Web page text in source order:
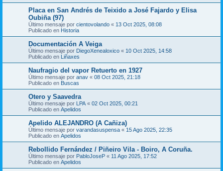
Placa en San Andrés de Teixido a José Fajardo y Elisa
Oubiña (97)
Último mensaje por cientovolando « 13 Oct 2025, 08:08
Publicado en Historia
Documentación A Veiga
Último mensaje por DiegoXenealoxico « 10 Oct 2025, 14:58
Publicado en Liñaxes
Naufragio del vapor Retuerto en 1927
Último mensaje por anav « 08 Oct 2025, 21:18
Publicado en Buscas
Otero y Saavedra
Último mensaje por LPA « 02 Oct 2025, 00:21
Publicado en Apelidos
Apelido ALEJANDRO (A Cañiza)
Último mensaje por varandasuspensa « 15 Ago 2025, 22:35
Publicado en Apelidos
Rebollido Fernández / Piñeiro Vila - Boiro, A Coruña.
Último mensaje por PabloJoseP « 11 Ago 2025, 17:52
Publicado en Apelidos